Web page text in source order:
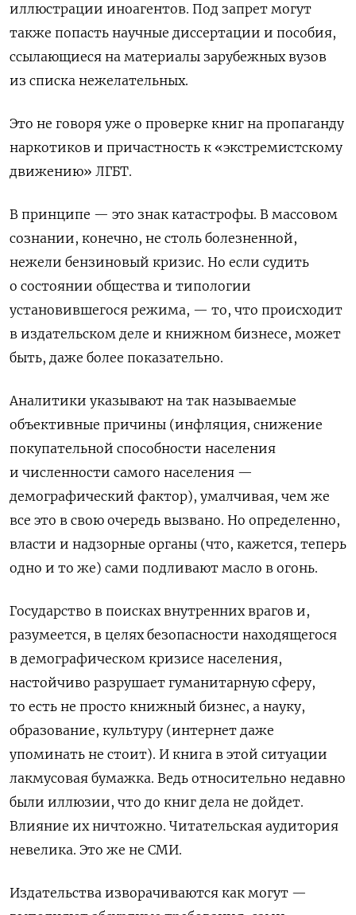
иллюстрации иноагентов. Под запрет могут
также попасть научные диссертации и пособия,
ссылающиеся на материалы зарубежных вузов
из списка нежелательных.
Это не говоря уже о проверке книг на пропаганду
наркотиков и причастность к «экстремистскому
движению» ЛГБТ.
В принципе — это знак катастрофы. В массовом
сознании, конечно, не столь болезненной,
нежели бензиновый кризис. Но если судить
о состоянии общества и типологии
установившегося режима, — то, что происходит
в издательском деле и книжном бизнесе, может
быть, даже более показательно.
Аналитики указывают на так называемые
объективные причины (инфляция, снижение
покупательной способности населения
и численности самого населения —
демографический фактор), умалчивая, чем же
все это в свою очередь вызвано. Но определенно,
власти и надзорные органы (что, кажется, теперь
одно и то же) сами подливают масло в огонь.
Государство в поисках внутренних врагов и,
разумеется, в целях безопасности находящегося
в демографическом кризисе населения,
настойчиво разрушает гуманитарную сферу,
то есть не просто книжный бизнес, а науку,
образование, культуру (интернет даже
упоминать не стоит). И книга в этой ситуации
лакмусовая бумажка. Ведь относительно недавно
были иллюзии, что до книг дела не дойдет.
Влияние их ничтожно. Читательская аудитория
невелика. Это же не СМИ.
Издательства изворачиваются как могут —